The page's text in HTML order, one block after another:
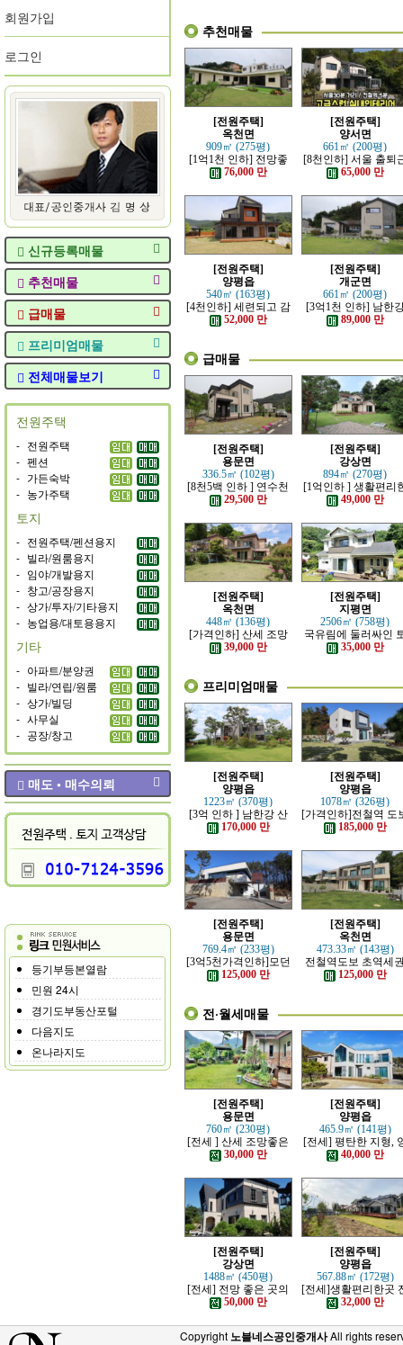
회원가입
로그인
신규등록매물
추천매물
급매물
프리미엄매물
전체매물보기
전원주택
- 전원주택
- 펜션
- 가든숙박
- 농가주택
토지
- 전원주택/펜션용지
- 빌라/원룸용지
- 임야/개발용지
- 창고/공장용지
- 상가/투자/기타용지
- 농업용/대토용용지
기타
- 아파트/분양권
- 빌라/연립/원룸
- 상가/빌딩
- 사무실
- 공장/창고
매도 • 매수의뢰
등기부등본열람
민원 24시
경기도부동산포털
다음지도
온나라지도
추천매물
[전원주택]
옥천면
909㎡ (275평)
[1억1천 인하] 전망좋
고 력셔리한 단층 철콘
전원주택
76,000 만
[전원주택]
양서면
661㎡ (200평)
[8천인하] 서울 출퇴
가능한 잘 지은 고급
65,000 만
[전원주택]
양평읍
540㎡ (163평)
[4천인하] 세련되고 감
각적인 모던한 전원주
52,000 만
[전원주택]
개군면
661㎡ (200평)
[3억1천 인하] 남한
조망 좋은 모던한 고
전원주택
89,000 만
급매물
[전원주택]
용문면
336.5㎡ (102평)
[8천5백 인하 ] 연수천
가까운 튼튼하게 잘지
은 전원주택
29,500 만
[전원주택]
강상면
894㎡ (270평)
[1억인하 ] 생활편리
정남향의 관리 잘된
49,000 만
[전원주택]
옥천면
448㎡ (136평)
[가격인하] 산세 조망
좋은 남향 전원주택
39,000 만
[전원주택]
지평면
2506㎡ (758평)
국유림에 둘러싸인
지 넓은 전원주택
35,000 만
프리미엄매물
[전원주택]
양평읍
1223㎡ (370평)
[3억 인하 ] 남한강 산
책로 접한 최고급 전원
170,000 만
[전원주택]
양평읍
1078㎡ (326평)
[가격인하]전철역 도
강조망 되는 고급 전
185,000 만
[전원주택]
용문면
769.4㎡ (233평)
[3억5천가격인하]모던
하고 고급스러운 본채,
별채있는 전원주택
125,000 만
[전원주택]
옥천면
473.33㎡ (143평)
전철역도보 초역세
강조망 고급전원주
125,000 만
전·월세매물
[전원주택]
용문면
760㎡ (230평)
[전세 ] 산세 조망좋은
정원 예쁜, 단층주택
30,000 만
[전원주택]
양평읍
465.9㎡ (141평)
[전세] 평탄한 지형,
평시내 차량 접근성
수한 전원주택
40,000 만
[전원주택]
강상면
1488㎡ (450평)
[전세] 전망 좋은 곳의
고급 전원주택
50,000 만
[전원주택]
양평읍
567.88㎡ (172평)
[전세]생활편리한곳
망트인 전원주택
32,000 만
Copyright 노블네스공인중개사All rights